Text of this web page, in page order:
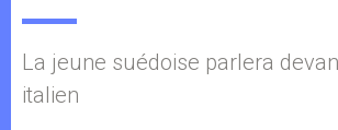
La jeune suédoise parlera
italien